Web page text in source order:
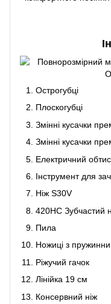
Острогубці
Плоскогубці
Змінні кусачки
Змінні кусачки
Електричний
Інструмент для
Ніж S30V
420HC Зубчастий
Пила
Ножиці з
Ріжучий гачок
Лінійка 19 см
Консервний ніж